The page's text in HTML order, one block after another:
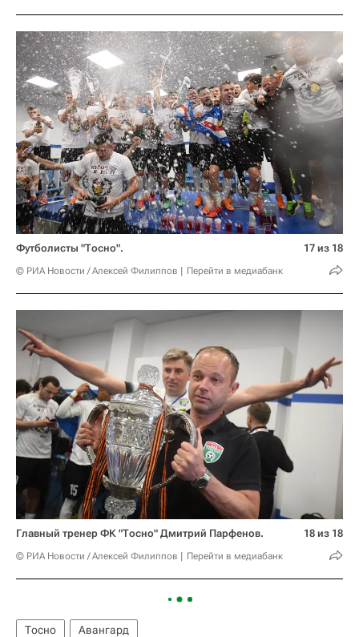
Футболисты "Тосно".
© РИА Новости / Алексей Филиппов Перейти в медиабанк
17 из 18
Главный тренер ФК "Тосно" Дмитрий Парфенов.
© РИА Новости / Алексей Филиппов Перейти в медиабанк
18 из 18
Тосно Авангард